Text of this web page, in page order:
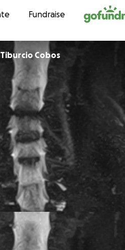
contentFundraise
Cobos